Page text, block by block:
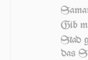
Gib
Stad
das